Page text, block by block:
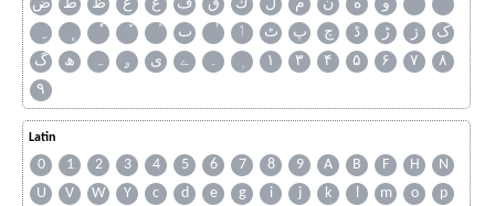
ض
ط ظ ع غ ف ق ك ل م ن ه
و
ٮ
ٲ ٹ پ چ ڈ ڑ ژ
ک
گ
ھ ہ ۄ ی ے ۔ ۱ ۳ ۴ ۵ ۶ ۷
۸
۹
Latin
0 1 2 3 4 5 6 7 8 9 A B F H
N
U
V W Y c d e g i j k l m o
p